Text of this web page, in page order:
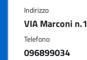
Indirizzo
VIA Marconi
Telefono
096899034